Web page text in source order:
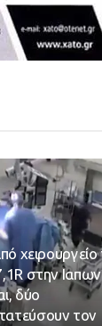
χειρουργείο
στην
δύο
τον